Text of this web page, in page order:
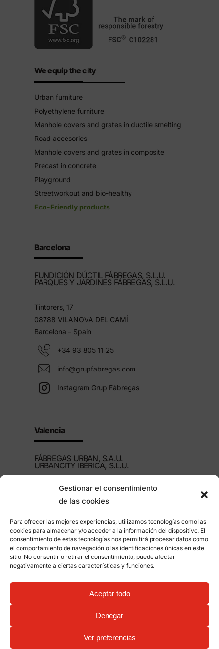
Gestionar el consentimiento
de las cookies
Para ofrecer las mejores experiencias, utilizamos tecnologías como las
cookies para almacenar y/o acceder a la información del dispositivo. El
consentimiento de estas tecnologías nos permitirá procesar datos como
el comportamiento de navegación o las identificaciones únicas en este
sitio. No consentir o retirar el consentimiento, puede afectar
negativamente a ciertas características y funciones.
Aceptar todo
Denegar
Ver preferencias
We equip the city
Urban furniture
Polyethylene furniture
Manhole covers and grates in ductile smelting
Road accesories
Manhole covers and grates in composite
Precast in concrete
Playground
Streetworkout and bio-healthy
Eco-Friendly products
Barcelona
FUNDICIÓN DÚCTIL FÁBREGAS, S.L.U.
PARQUES Y JARDINES FÁBREGAS, S.L.U.
Tintorers, 17
08788 VILANOVA DEL CAMÍ
Barcelona – Spain
+34 93 805 11 25
info@grupfabregas.com
Instagram Grup Fábregas
Valencia
FÁBREGAS URBAN, S.A.U.
URBANCITY IBÉRICA, S.L.U.
Montdúber, 3
46960 ALDAIA
+34 96 151 53 44
info@grupfabregas.com
Legal Notice
Privacy policy
2026 Grup Fábregas, S.L.U. – ECO Friendly urban
Web design: qualitystudio